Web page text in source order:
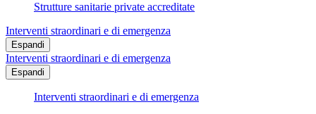
Strutture sanitarie private accreditate
Interventi straordinari e di emergenza
Espandi
Interventi straordinari e di emergenza
Espandi
Interventi straordinari e di emergenza